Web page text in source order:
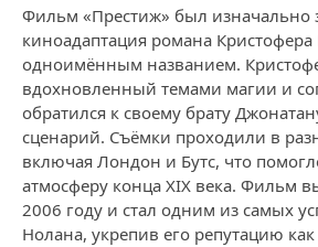
Фильм «Престиж» был изначально
киноадаптация романа Кристофера
одноимённым названием.
вдохновленный темами магии и
обратился к своему брату
сценарий. Съёмки проходили в
включая Лондон и Бутс, что
атмосферу конца XIX века. Фильм
2006 году и стал одним из самых
Нолана, укрепив его репутацию